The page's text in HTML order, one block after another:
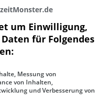
um Einwilligung,
für Folgendes
Messung von
von Inhalten,
und Verbesserung von